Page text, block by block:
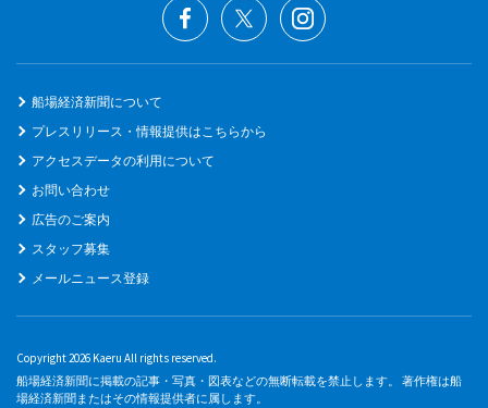
船場経済新聞について
プレスリリース・情報提供はこちらから
アクセスデータの利用について
お問い合わせ
広告のご案内
スタッフ募集
メールニュース登録
Copyright 2026 Kaeru All rights reserved.
船場経済新聞に掲載の記事・写真・図表などの無断転載を禁止します。 著作権は船
場経済新聞またはその情報提供者に属します。